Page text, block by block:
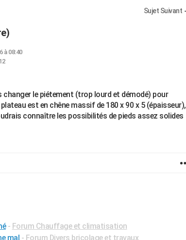
Sujet Suivant
à 08:40
changer le piétement (trop lourd et démodé) pour
est en chêne massif de 180 x 90 x 5 (épaisseur),
connaître les possibilités de pieds assez solides
- Forum Chauffage et climatisation
mal - Forum Divers bricolage et travaux